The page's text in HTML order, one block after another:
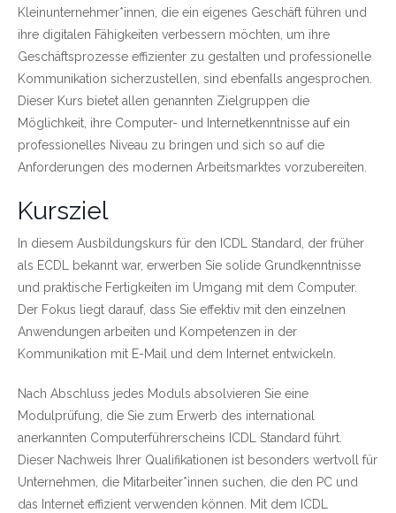
Kleinunternehmer*innen, die ein eigenes Geschäft führen und
ihre digitalen Fähigkeiten verbessern möchten, um ihre
Geschäftsprozesse effizienter zu gestalten und professionelle
Kommunikation sicherzustellen, sind ebenfalls angesprochen.
Dieser Kurs bietet allen genannten Zielgruppen die
Möglichkeit, ihre Computer- und Internetkenntnisse auf ein
professionelles Niveau zu bringen und sich so auf die
Anforderungen des modernen Arbeitsmarktes vorzubereiten.
Kursziel
In diesem Ausbildungskurs für den ICDL Standard, der früher
als ECDL bekannt war, erwerben Sie solide Grundkenntnisse
und praktische Fertigkeiten im Umgang mit dem Computer.
Der Fokus liegt darauf, dass Sie effektiv mit den einzelnen
Anwendungen arbeiten und Kompetenzen in der
Kommunikation mit E-Mail und dem Internet entwickeln.
Nach Abschluss jedes Moduls absolvieren Sie eine
Modulprüfung, die Sie zum Erwerb des international
anerkannten Computerführerscheins ICDL Standard führt.
Dieser Nachweis Ihrer Qualifikationen ist besonders wertvoll für
Unternehmen, die Mitarbeiter*innen suchen, die den PC und
das Internet effizient verwenden können. Mit dem ICDL